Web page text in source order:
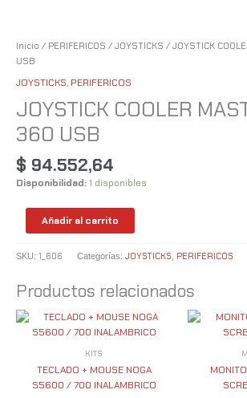
Inicio / PERIFERICOS / JOYSTICKS / JOYSTICK
USB
JOYSTICKS, PERIFERICOS
JOYSTICK COOLER
360 USB
$ 94.552,64
Disponibilidad:1 disponibles
Añadir al carrito
SKU: 1_606 Categorías: JOYSTICKS PERIFERICOS
Productos relacionados
KITS
TECLADO + MOUSE NOGA
S5600 / 700 INALAMBRICO